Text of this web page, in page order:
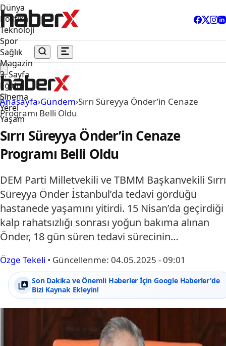
Dünya
Politika
Teknoloji
Spor
Sağlık
Magazin
3. Sayfa
Eğitim
Sinema
Yerel
Yaşam
Anasayfa›Gündem›Sırrı Süreyya Önder’in Cenaze
Programı Belli Oldu
Sırrı Süreyya Önder’in Cenaze
Programı Belli Oldu
DEM Parti Milletvekili ve TBMM Başkanvekili Sırrı
Süreyya Önder İstanbul’da tedavi gördüğü
hastanede yaşamını yitirdi. 15 Nisan’da geçirdiği
kalp rahatsızlığı sonrası yoğun bakıma alınan
Önder, 18 gün süren tedavi sürecinin…
Özge Tekeli • Güncellenme: 04.05.2025 - 09:01
Son Dakika ve Önemli Haberler İçin Google Haberler'de
Bizi Kaynak Ekleyin!